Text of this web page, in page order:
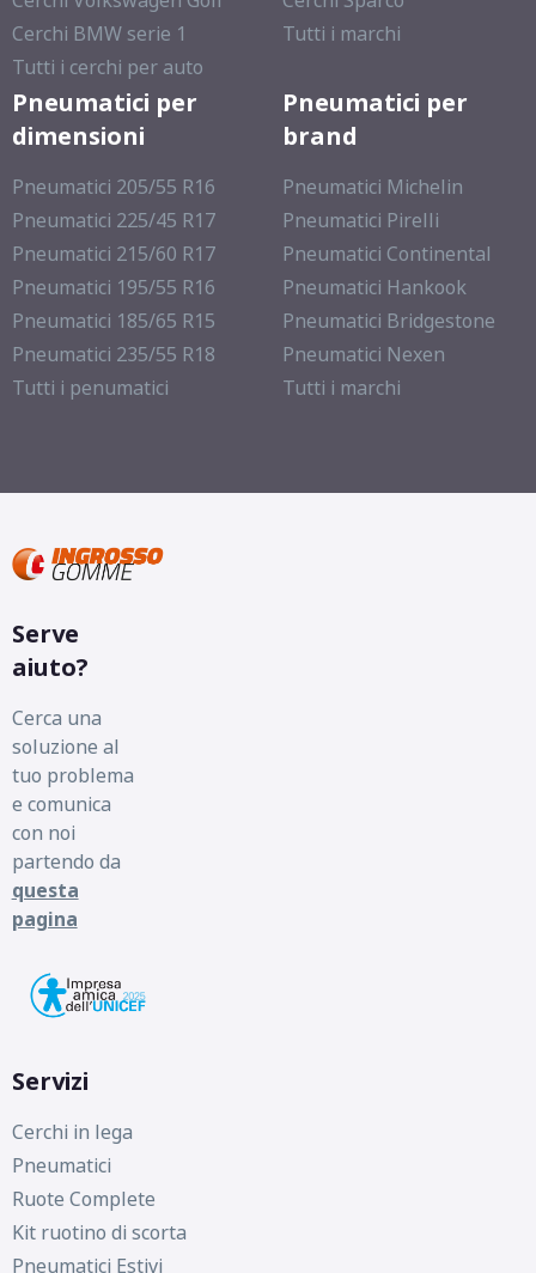
Cerchi BMW serie 1
Tutti i cerchi per auto
Tutti i marchi
Pneumatici per
dimensioni
Pneumatici 205/55 R16
Pneumatici 225/45 R17
Pneumatici 215/60 R17
Pneumatici 195/55 R16
Pneumatici 185/65 R15
Pneumatici 235/55 R18
Tutti i penumatici
Pneumatici per
brand
Pneumatici Michelin
Pneumatici Pirelli
Pneumatici Continental
Pneumatici Hankook
Pneumatici Bridgestone
Pneumatici Nexen
Tutti i marchi
Serve
aiuto?
Cerca una
soluzione al
tuo problema
e comunica
con noi
partendo da
questa
pagina
Servizi
Cerchi in lega
Pneumatici
Ruote Complete
Kit ruotino di scorta
Pneumatici Estivi